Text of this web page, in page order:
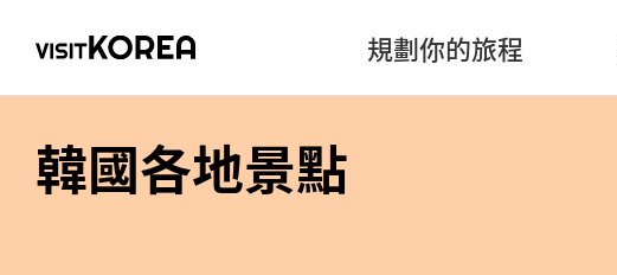
規劃你的旅程
韓國各地景點